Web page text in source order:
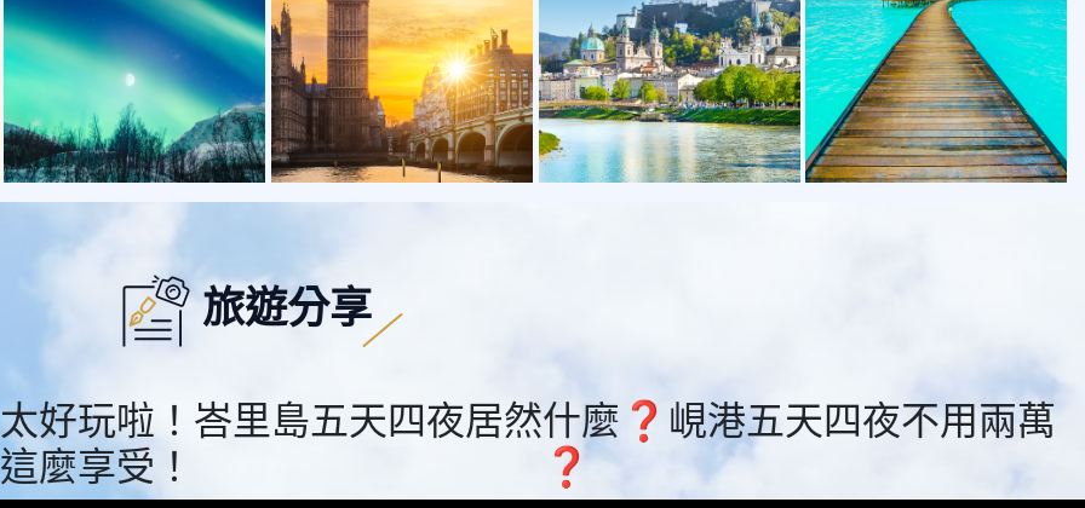
旅遊分享
太好玩啦！峇里島五天四夜居然
這麼享受！
什麼❓峴港五天四夜不用兩萬
❓